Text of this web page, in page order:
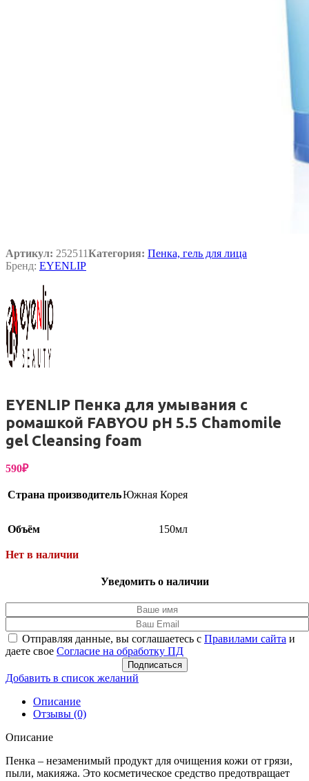
Артикул: 252511Категория: Пенка, гель для лица
Бренд: EYENLIP
EYENLIP Пенка для умывания с
ромашкой FABYOU pH 5.5 Chamomile
gel Cleansing foam
590₽
Страна производительЮжная Корея
Объём 150мл
Нет в наличии
Уведомить о наличии
Отправляя данные, вы соглашаетесь с Правилами сайта и
даете свое Согласие на обработку ПД
Подписаться
Добавить в список желаний
Описание
Отзывы (0)
Описание
Пенка – незаменимый продукт для очищения кожи от грязи,
пыли, макияжа. Это косметическое средство предотвращает